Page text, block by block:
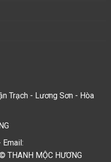
Trạch - Lương Sơn - Hòa
THANH MỘC HƯƠNG